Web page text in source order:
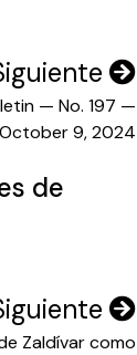
— No. 197 —
October 9, 2024
de
Zaldívar como